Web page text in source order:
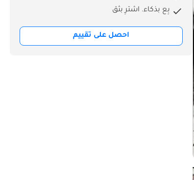
بِع بذكاء. اشترِ بثق
احصل على تقييم